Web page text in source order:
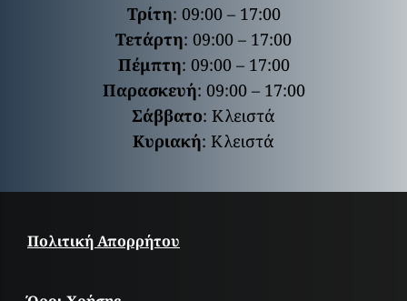
Τρίτη: 09:00 – 17:00
Τετάρτη: 09:00 – 17:00
Πέμπτη: 09:00 – 17:00
Παρασκευή: 09:00 – 17:00
Σάββατο: Κλειστά
Κυριακή: Κλειστά
Πολιτική Απορρήτου